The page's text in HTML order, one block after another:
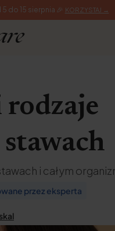
do 15 sierpnia 🎉 KORZYSTAJ →
rodzaje
i całym
przez eksperta